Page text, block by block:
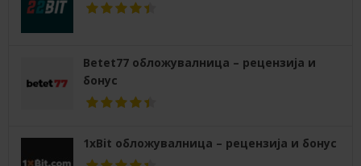
Betet77 обложувалница – рецензија и
бонус
1xBit обложувалница – рецензија и бонус